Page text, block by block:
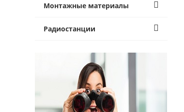
Монтажные материалы
Радиостанции